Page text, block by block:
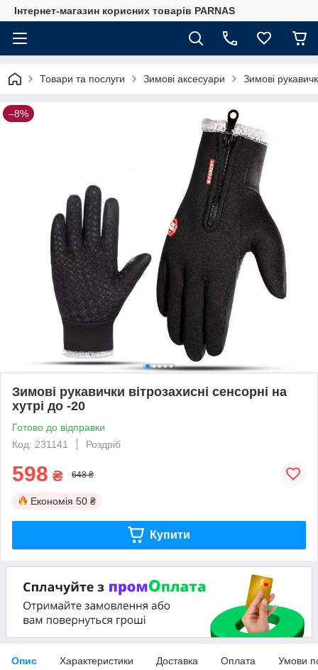
Інтернет-магазин корисних товарів PARNAS
Товари та послуги Зимові аксесуари Зимові
–8%
Зимові рукавички вітрозахисні сенсорні на
хутрі до -20
Готово до відправки
Код: 231141
Роздріб
598 ₴ 648 ₴
Економія 50 ₴
Купити
Опис Характеристики Доставка Оплата Умови